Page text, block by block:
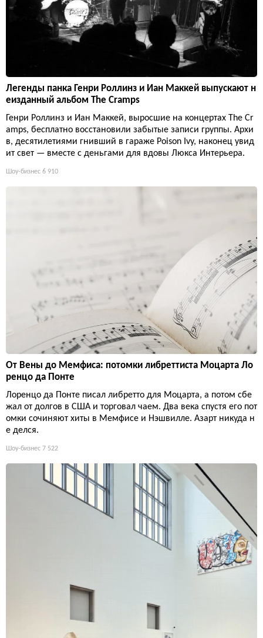
Легенды панка Генри Роллинз и Иан Маккей выпускают н
еизданный альбом The Cramps
Генри Роллинз и Иан Маккей, выросшие на концертах The Cr
amps, бесплатно восстановили забытые записи группы. Архи
в, десятилетиями гнивший в гараже Poison Ivy, наконец увид
ит свет — вместе с деньгами для вдовы Люкса Интерьера.
Шоу-бизнес 6 910
От Вены до Мемфиса: потомки либреттиста Моцарта Ло
ренцо да Понте
Лоренцо да Понте писал либретто для Моцарта, а потом сбе
жал от долгов в США и торговал чаем. Два века спустя его пот
омки сочиняют хиты в Мемфисе и Нэшвилле. Азарт никуда н
е делся.
Шоу-бизнес 7 522